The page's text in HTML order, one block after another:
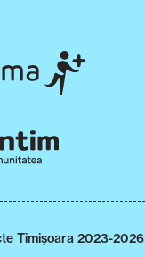
Timișoara 2023-2026